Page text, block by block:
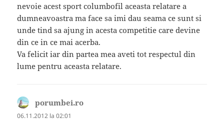
nevoie acest sport columbofil aceasta relatare a
dumneavoastra ma face sa imi dau seama ce sunt si
unde tind sa ajung in acesta competitie care devine
din ce in ce mai acerba.
Va felicit iar din partea mea aveti tot respectul din
lume pentru aceasta relatare.
porumbei.ro
06.11.2012 la 02:01